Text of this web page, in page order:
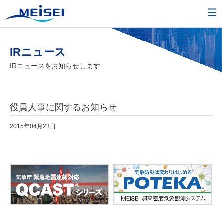
IRニュース
IRニュースをお知らせします
役員人事に関するお知らせ
2015年04月23日